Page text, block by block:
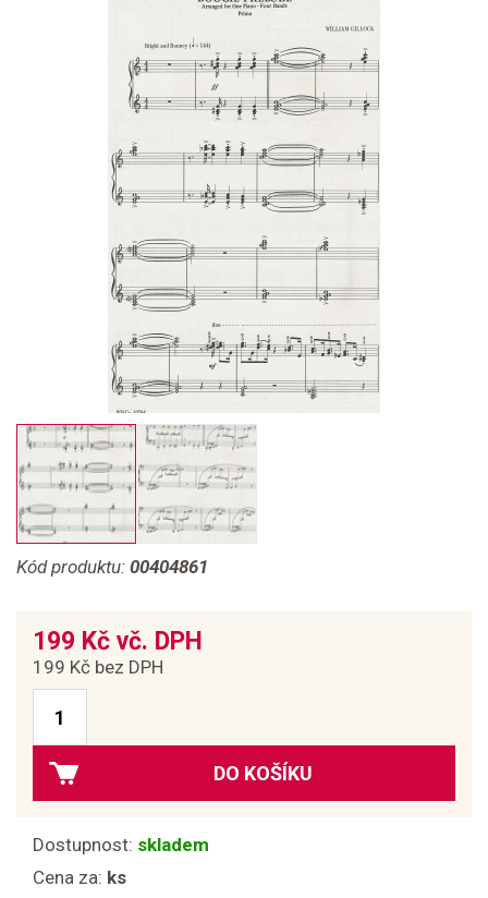
Kód produktu: 00404861
199 Kč vč. DPH
199 Kč bez DPH
DO KOŠÍKU
Dostupnost: skladem
Cena za: ks